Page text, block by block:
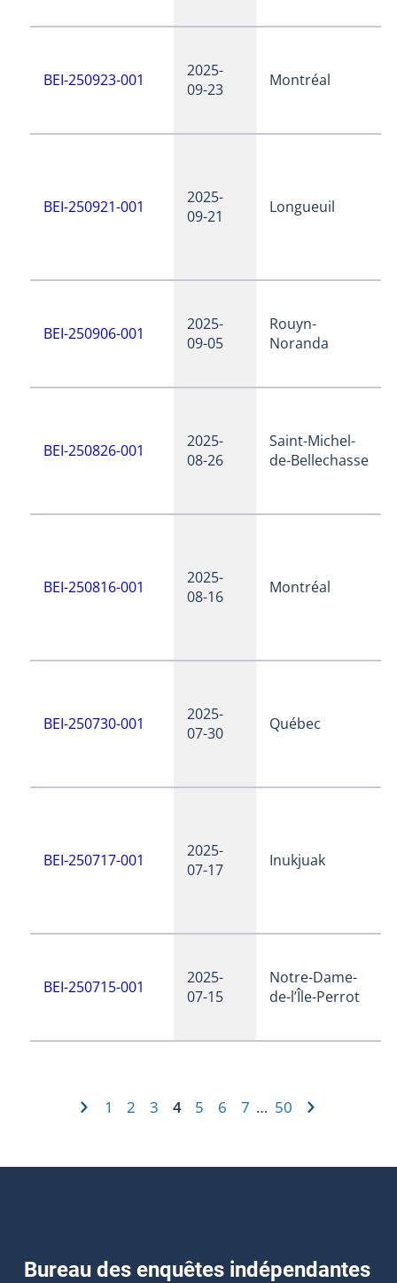
BEI-250923-001
2025-
09-23
Montréal
BEI-250921-001
2025-
09-21
Longueuil
BEI-250906-001
2025-
09-05
Rouyn-
Noranda
BEI-250826-001
2025-
08-26
Saint-Michel-
de-Bellechasse
BEI-250816-001
2025-
08-16
Montréal
BEI-250730-001
2025-
07-30
Québec
BEI-250717-001
2025-
07-17
Inukjuak
BEI-250715-001
2025-
07-15
Notre-Dame-
de-l’Île-Perrot
1 2 3 4 5 6 7 … 50
Bureau des enquêtes indépendantes